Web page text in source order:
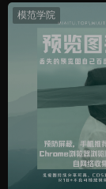
模范学院